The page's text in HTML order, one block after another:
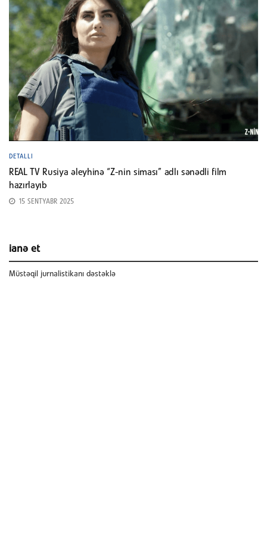
DETALLI
REAL TV Rusiya əleyhinə “Z-nin siması” adlı sənədli film
hazırlayıb
15 SENTYABR 2025
ianə et
Müstəqil jurnalistikanı dəstəklə